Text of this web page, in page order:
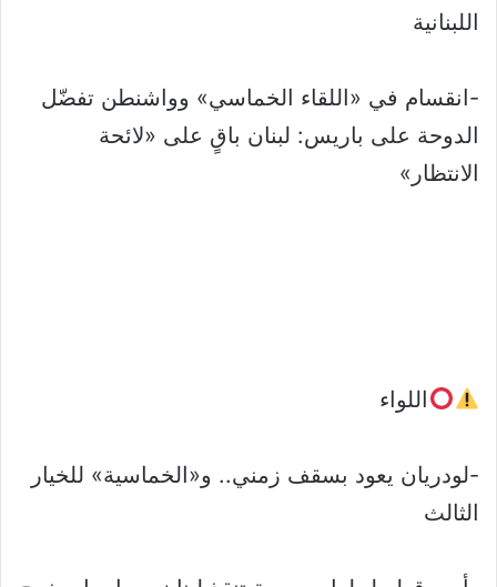
اللبنانية
-انقسام في «اللقاء الخماسي» وواشنطن تفضّل
الدوحة على باريس: لبنان باقٍ على «لائحة
الانتظار»
اللواء
-لودريان يعود بسقف زمني.. و«الخماسية» للخيار
الثالث